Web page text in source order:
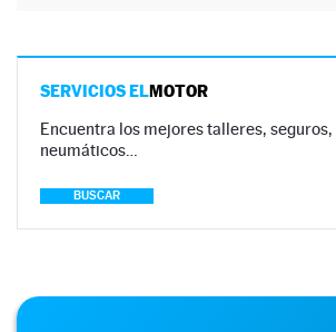
SERVICIOS ELMOTOR
Encuentra los mejores talleres,
neumáticos…
BUSCAR